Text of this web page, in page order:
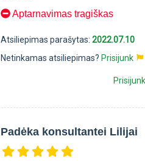
Aptarnavimas tragiškas
Atsiliepimas parašytas:2022.07.10
Netinkamas atsiliepimas? Prisijunk
Prisijunk
Padėka konsultantei Lilijai